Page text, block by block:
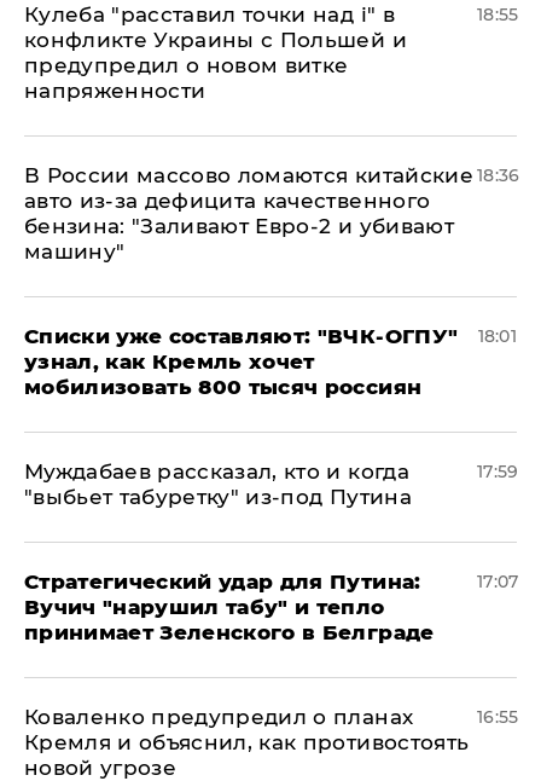
Кулеба "расставил точки над і" в
конфликте Украины с Польшей и
предупредил о новом витке
напряженности
18:55
В России массово ломаются китайские
авто из-за дефицита качественного
бензина: "Заливают Евро-2 и убивают
машину"
18:36
Списки уже составляют: "ВЧК-ОГПУ"
узнал, как Кремль хочет
мобилизовать 800 тысяч россиян
18:01
Муждабаев рассказал, кто и когда
"выбьет табуретку" из-под Путина
17:59
Стратегический удар для Путина:
Вучич "нарушил табу" и тепло
принимает Зеленского в Белграде
17:07
Коваленко предупредил о планах
Кремля и объяснил, как противостоять
новой угрозе
16:55